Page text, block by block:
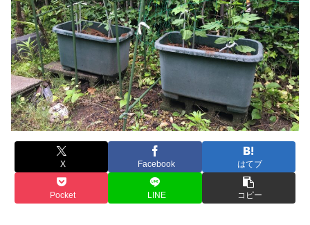
X Facebook はてブ
Pocket LINE コピー